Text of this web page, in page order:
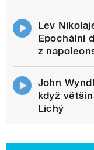
Lev
Epochální
z
John
když
Lichý